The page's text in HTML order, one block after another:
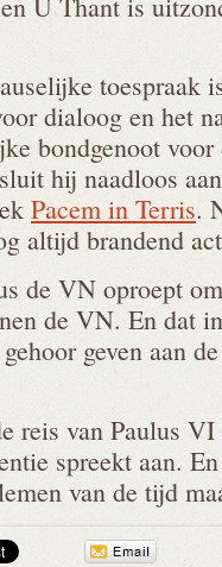
toespraak
dialoog en het
bondgenoot voor
hij naadloos
Pacem in Terris.
altijd brandend
de VN oproept
de VN. En dat
geven aan
reis van Paulus
spreekt aan.
van de tijd